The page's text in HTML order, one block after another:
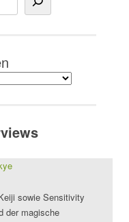
sowie Sensitivity
der magische